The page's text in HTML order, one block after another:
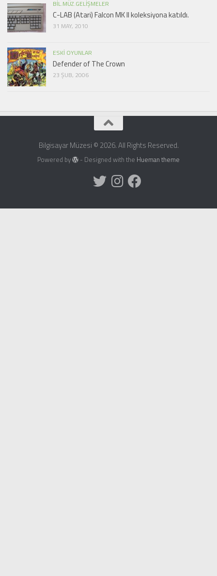
BIL.MÜZ.GELIŞMELER
C-LAB (Atari) Falcon MK II koleksiyona katıldı.
31 MAY, 2010
ESKI OYUNLAR
Defender of The Crown
23 ŞUB, 2006
Bilgisayar Müzesi © 2026. All Rights Reserved.
Powered by - Designed with the Hueman theme